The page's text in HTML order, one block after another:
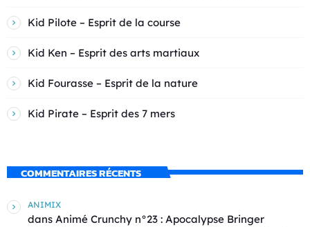
Kid Pilote – Esprit de la course
Kid Ken – Esprit des arts martiaux
Kid Fourasse – Esprit de la nature
Kid Pirate – Esprit des 7 mers
COMMENTAIRES RÉCENTS
ANIMIX
dans Animé Crunchy n°23 : Apocalypse Bringer